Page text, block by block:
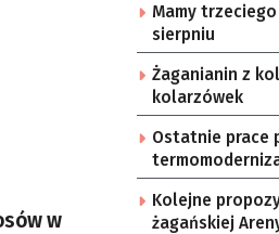
w
Mamy
sierpniu
Żaganianin z
kolarzówek
Ostatnie prace
żarskiego
Kolejne
żagańskiej